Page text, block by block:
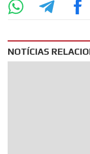
NOTÍCIAS